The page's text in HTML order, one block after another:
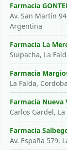
Farmacia
Av. San Martín
Argentina
Farmacia La
Suipacha, La
Farmacia
La Falda,
Farmacia Nueva
Carlos Gardel,
Farmacia
Av. España 579,